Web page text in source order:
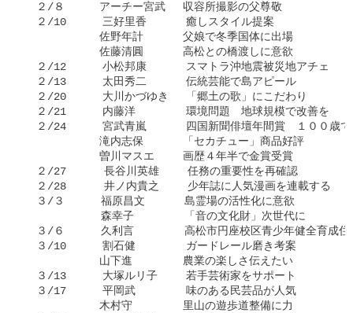
  ２/８　  　アーチー宮武　 収容所撮影の父尊敬
  ２/10    　三好里香　　 　癒しスタイル提案
     　　　　佐野年計　　 　父娘で冬季国体に出場
     　　　　佐藤清圓　　 　高松との橋渡しに意欲
  ２/12    　小松邦康　 　　スマトラ沖地震被災地アチェ
  ２/13    　太田秀二　 　　伝統芸能で島アピール
  ２/20    　大川かづゆき 　「郷土の歌」にこだわり
  ２/21    　内藤洋　　　 　環境問題　地球規模で改善を
２/24    　宮武青嵐　　 　四国新聞俳壇年間賞　１００歳
滝内志保　　 　「セカチュー」商品好評
曽川マスエ　 　画歴４年半で金賞受賞
  ２/27      長谷川英雄　 　任務の重要性を再確認
  ２/28      井ノ内貴之　 　少年誌に人気漫画を連載する
  ３/３　    福原昌文　　 　島霊場の活性化に意欲
森幸子　　 　　「音の文化財」次世代に
３/６　    久利言　　　 　高松市円座校区青少年健全育成住
  ３/10    　割石健　　　 　ガードレール磨き考案
山下進　　　 　農業の楽しさ伝えたい
  ３/13    　大塚ルリ子　 　若手芸術家をサポート
  ３/17    　平岡武　 　　　味のある民芸品が人気
木村守　　 　　里山の遊歩道整備に力